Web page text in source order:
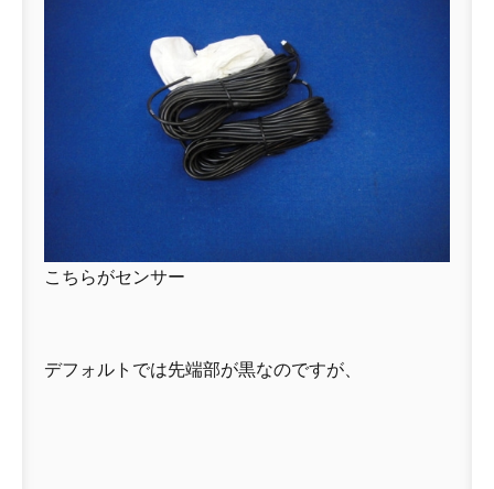
こちらがセンサー
デフォルトでは先端部が黒なのですが、